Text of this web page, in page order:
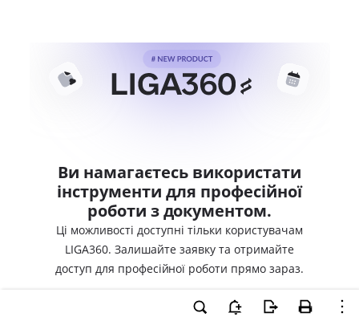
Ви намагаєтесь використати
інструменти для професійної
роботи з документом.
Ці можливості доступні тільки користувачам
LIGA360. Залишайте заявку та отримайте
доступ для професійної роботи прямо зараз.
ВХІД ДЛЯ КОРИСТУВАЧІВ LIGA360